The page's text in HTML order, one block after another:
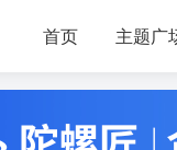
首页 主题广